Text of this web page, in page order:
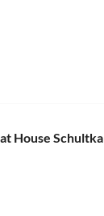
House Schultka